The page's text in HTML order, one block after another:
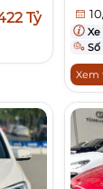
Tỷ
Xe
Số
Xem